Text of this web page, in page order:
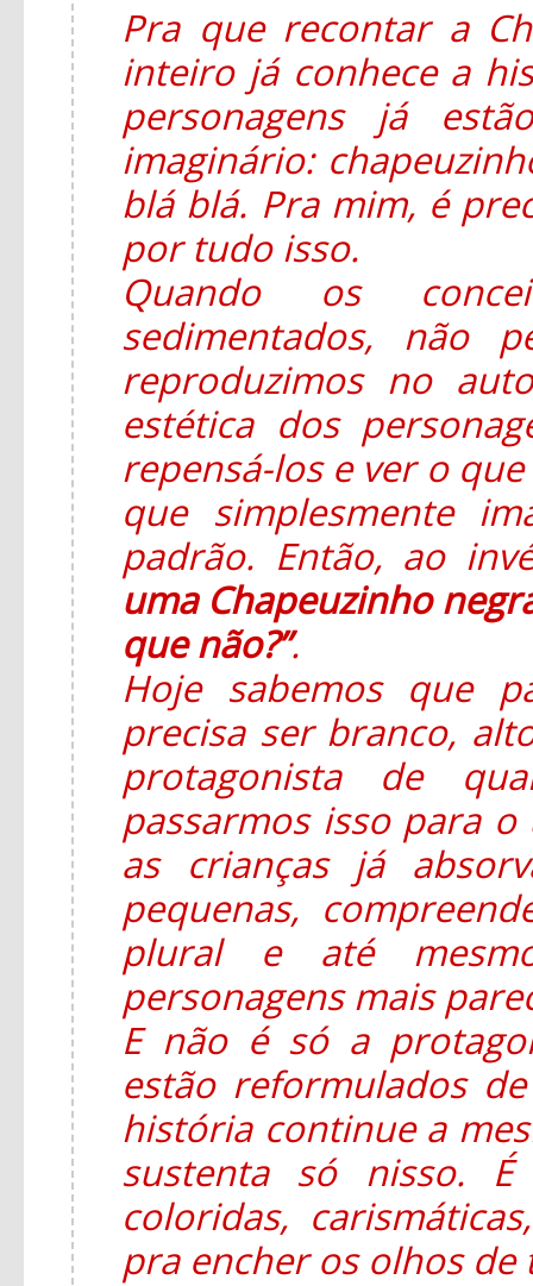
Pra que recontar a
inteiro já conhece a
personagens já
imaginário:
blá blá. Pra mim, é
por tudo isso.
Quando os
sedimentados, não
reproduzimos no
estética dos
repensá-los e ver o
que simplesmente
padrão. Então, ao
uma Chapeuzinho
que não?”.
Hoje sabemos que
precisa ser branco,
protagonista de
passarmos isso para
as crianças já
pequenas,
plural e até
personagens mais
E não é só a
estão reformulados
história continue a
sustenta só nisso. É
coloridas,
pra encher os olhos